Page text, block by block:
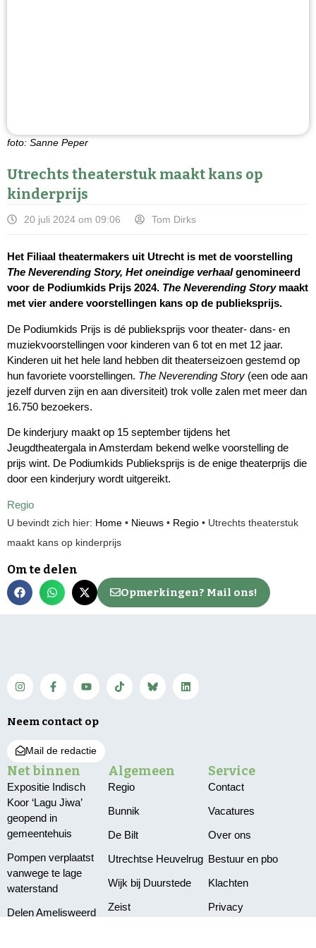
foto: Sanne Peper
Utrechts theaterstuk maakt kans op
kinderprijs
20 juli 2024 om 09:06 Tom Dirks
Het Filiaal theatermakers uit Utrecht is met de voorstelling
The Neverending Story, Het oneindige verhaalgenomineerd
voor de Podiumkids Prijs 2024. The Neverending Storymaakt
met vier andere voorstellingen kans op de publieksprijs.
De Podiumkids Prijs is dé publieksprijs voor theater- dans- en
muziekvoorstellingen voor kinderen van 6 tot en met 12 jaar.
Kinderen uit het hele land hebben dit theaterseizoen gestemd op
hun favoriete voorstellingen. The Neverending Story (een ode aan
jezelf durven zijn en aan diversiteit) trok volle zalen met meer dan
16.750 bezoekers.
De kinderjury maakt op 15 september tijdens het
Jeugdtheatergala in Amsterdam bekend welke voorstelling de
prijs wint. De Podiumkids Publieksprijs is de enige theaterprijs die
door een kinderjury wordt uitgereikt.
Regio
U bevindt zich hier: Home • Nieuws • Regio • Utrechts theaterstuk
maakt kans op kinderprijs
Om te delen
Opmerkingen? Mail ons!
Neem contact op
Mail de redactie
Net binnen
Expositie Indisch
Koor ‘Lagu Jiwa’
geopend in
gemeentehuis
Pompen verplaatst
vanwege te lage
waterstand
Delen Amelisweerd
Algemeen
Regio
Bunnik
De Bilt
Utrechtse Heuvelrug
Wijk bij Duurstede
Zeist
Service
Contact
Vacatures
Over ons
Bestuur en pbo
Klachten
Privacy